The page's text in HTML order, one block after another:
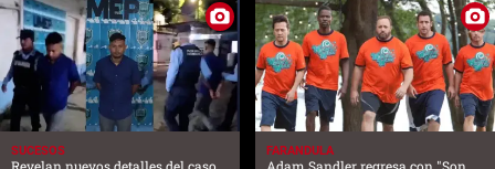
SUCESOS FARANDULA